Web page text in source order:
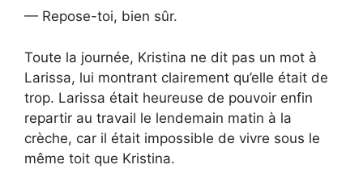
— Repose-toi, bien sûr.
Toute la journée, Kristina ne dit pas un mot à
Larissa, lui montrant clairement qu’elle était de
trop. Larissa était heureuse de pouvoir enfin
repartir au travail le lendemain matin à la
crèche, car il était impossible de vivre sous le
même toit que Kristina.